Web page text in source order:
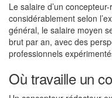
Le salaire d’un
considérablement selon
général, le salaire moyen
brut par an, avec des
professionnels
Où travaille un